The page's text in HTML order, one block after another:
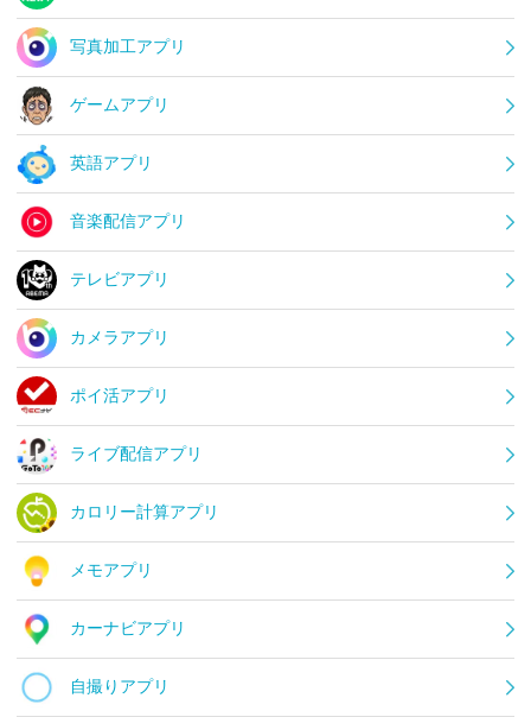
写真加工アプリ
ゲームアプリ
英語アプリ
音楽配信アプリ
テレビアプリ
カメラアプリ
ポイ活アプリ
ライブ配信アプリ
カロリー計算アプリ
メモアプリ
カーナビアプリ
自撮りアプリ